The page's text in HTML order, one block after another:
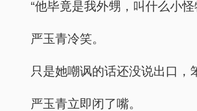
“他毕竟是我外甥，叫什么小怪
严玉青冷笑。
只是她嘲讽的话还没说出口，
严玉青立即闭了嘴。